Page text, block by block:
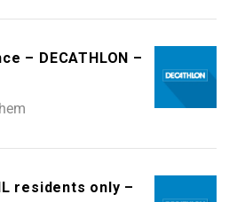
– DECATHLON –
residents only –